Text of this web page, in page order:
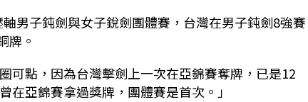
男子鈍劍與女子銳劍團體賽，台灣在男子鈍劍8強賽
牌。
可點，因為台灣擊劍上一次在亞錦賽奪牌，已是12
在亞錦賽拿過獎牌，團體賽是首次。」